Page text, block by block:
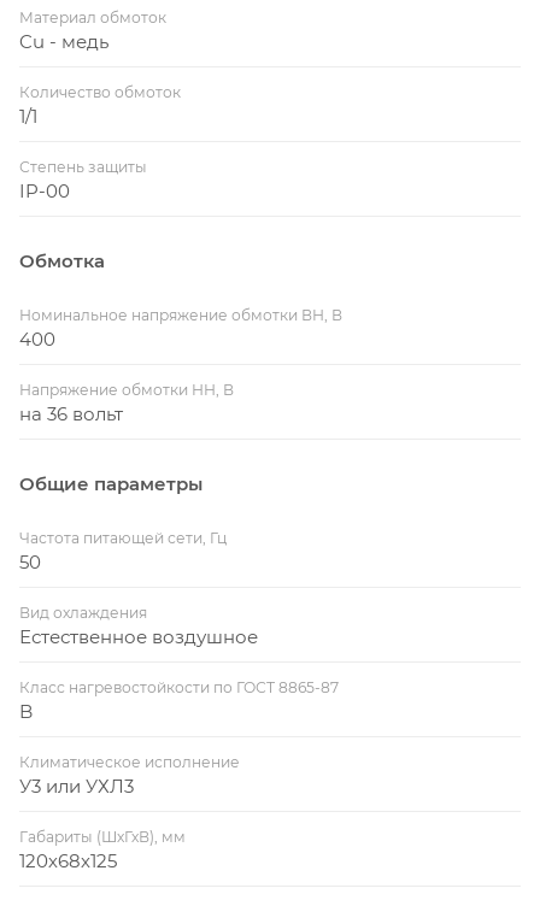
Материал обмоток
Cu - медь
Количество обмоток
1/1
Степень защиты
IP-00
Обмотка
Номинальное напряжение обмотки ВН, В
400
Напряжение обмотки НН, В
на 36 вольт
Общие параметры
Частота питающей сети, Гц
50
Вид охлаждения
Естественное воздушное
Класс нагревостойкости по ГОСТ 8865-87
B
Климатическое исполнение
У3 или УХЛ3
Габариты (ШхГхВ), мм
120х68х125